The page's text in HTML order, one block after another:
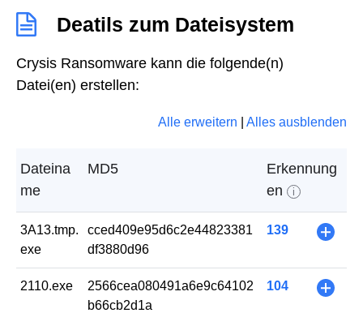
Deatils zum Dateisystem
Crysis Ransomware kann die folgende(n)
Datei(en) erstellen:
Alle erweitern Alles ausblenden
Dateina
me
MD5
Erkennung
en
i
3A13.tmp.
exe
cced409e95d6c2e44823381
df3880d96
139 +
2110.exe
2566cea080491a6e9c64102
b66cb2d1a
104 +